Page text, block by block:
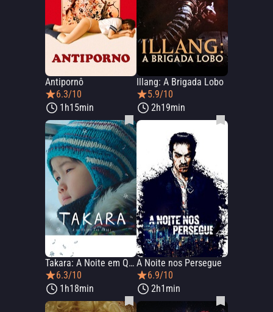
Antipornô
6.3/10
1h15min
Illang: A Brigada Lobo
5.9/10
2h19min
Takara: A Noite em Que Nadei
6.3/10
1h18min
A Noite nos Persegue
6.9/10
2h1min